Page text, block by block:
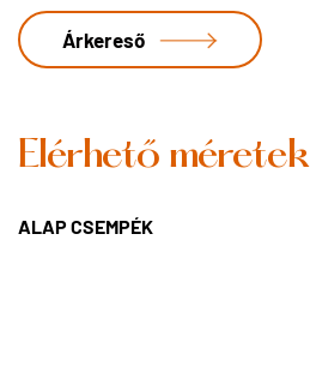
Árkereső
Elérhető méretek
ALAP CSEMPÉK